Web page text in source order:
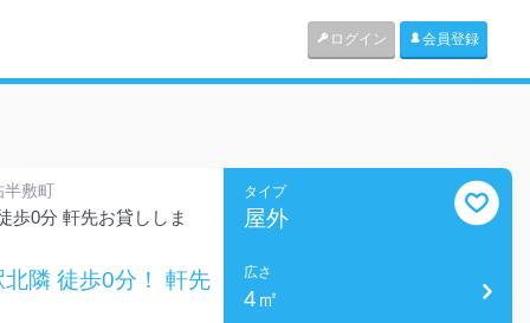
ログイン 会員登録
半敷町
歩0分 軒先お貸ししま
北隣 徒歩0分！ 軒先
タイプ
屋外
広さ
4㎡